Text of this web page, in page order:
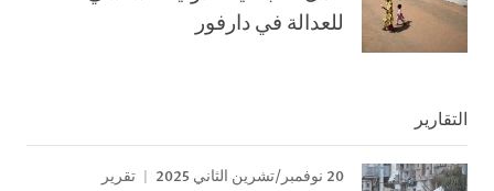
للعدالة في دارفور
التقارير
20 نوفمبر/تشرين الثاني 2025 تقرير